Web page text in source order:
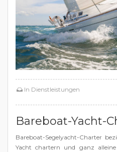
In Dienstleistungen
Bareboat-Yacht-
Bareboat-Segelyacht-Charter
Yacht chartern und ganz alleine